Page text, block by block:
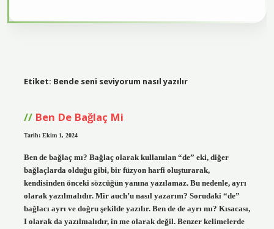
Etiket: Bende seni seviyorum nasıl yazılır
Ben De Bağlaç Mi
Tarih: Ekim 1, 2024
Ben de bağlaç mı? Bağlaç olarak kullanılan “de” eki, diğer
bağlaçlarda olduğu gibi, bir füzyon harfi oluşturarak,
kendisinden önceki sözcüğün yanına yazılamaz. Bu nedenle, ayrı
olarak yazılmalıdır. Mir auch’u nasıl yazarım? Sorudaki “de”
bağlacı ayrı ve doğru şekilde yazılır. Ben de de ayrı mı? Kısacası,
I olarak da yazılmalıdır, in me olarak değil. Benzer kelimelerde